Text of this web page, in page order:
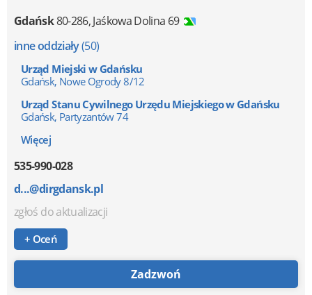
Gdańsk80-286,Jaśkowa Dolina 69
inne oddziały(50)
Urząd Miejski w Gdańsku
Gdańsk, Nowe Ogrody 8/12
Urząd Stanu Cywilnego Urzędu Miejskiego w Gdańsku
Gdańsk, Partyzantów 74
Więcej
535-990-028
d...@dirgdansk.pl
zgłoś do aktualizacji
+ Oceń
Zadzwoń